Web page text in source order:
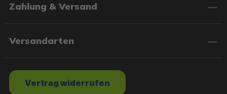
Zahlung & Versand
Versandarten
Vertrag widerrufen